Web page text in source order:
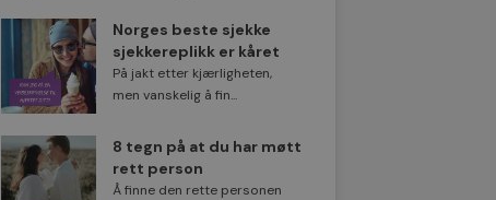
Norges beste sjekke
sjekkereplikk er kåret
På jakt etter kjærligheten,
men vanskelig å fin...
8 tegn på at du har møtt
rett person
Å finne den rette personen